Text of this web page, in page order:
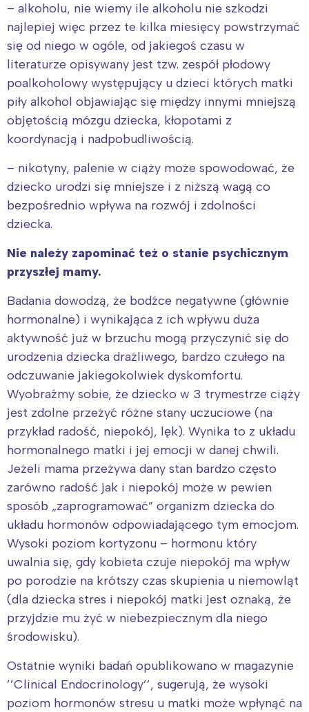
– alkoholu, nie wiemy ile alkoholu nie szkodzi
najlepiej więc przez te kilka miesięcy powstrzymać
się od niego w ogóle, od jakiegoś czasu w
literaturze opisywany jest tzw. zespół płodowy
poalkoholowy występujący u dzieci których matki
piły alkohol objawiając się między innymi mniejszą
objętością mózgu dziecka, kłopotami z
koordynacją i nadpobudliwością.
– nikotyny, palenie w ciąży może spowodować, że
dziecko urodzi się mniejsze i z niższą wagą co
bezpośrednio wpływa na rozwój i zdolności
dziecka.
Nie należy zapominać też o stanie psychicznym
przyszłej mamy.
Badania dowodzą, że bodźce negatywne (głównie
hormonalne) i wynikająca z ich wpływu duża
aktywność już w brzuchu mogą przyczynić się do
urodzenia dziecka drażliwego, bardzo czułego na
odczuwanie jakiegokolwiek dyskomfortu.
Wyobraźmy sobie, że dziecko w 3 trymestrze ciąży
jest zdolne przeżyć różne stany uczuciowe (na
przykład radość, niepokój, lęk). Wynika to z układu
hormonalnego matki i jej emocji w danej chwili.
Jeżeli mama przeżywa dany stan bardzo często
zarówno radość jak i niepokój może w pewien
sposób „zaprogramować” organizm dziecka do
układu hormonów odpowiadającego tym emocjom.
Wysoki poziom kortyzonu – hormonu który
uwalnia się, gdy kobieta czuje niepokój ma wpływ
po porodzie na krótszy czas skupienia u niemowląt
(dla dziecka stres i niepokój matki jest oznaką, że
przyjdzie mu żyć w niebezpiecznym dla niego
środowisku).
Ostatnie wyniki badań opublikowano w magazynie
’’Clinical Endocrinology’’, sugerują, że wysoki
poziom hormonów stresu u matki może wpłynąć na